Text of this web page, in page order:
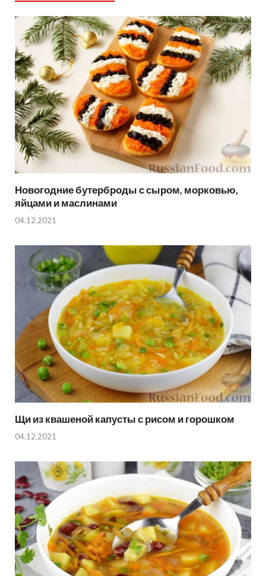
Новогодние бутерброды с сыром, морковью,
яйцами и маслинами
04.12.2021
Щи из квашеной капусты с рисом и горошком
04.12.2021